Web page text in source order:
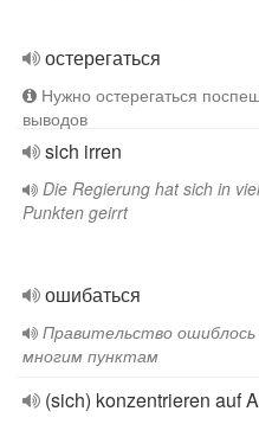
остерегаться
Нужно остерегаться
выводов
sich irren
Die Regierung hat sich in
Punkten geirrt
ошибаться
Правительство ошиблось
многим пунктам
(sich) konzentrieren auf